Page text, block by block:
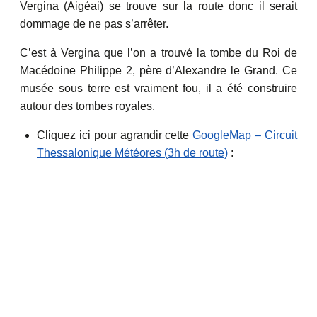
Vergina (Aigéai) se trouve sur la route donc il serait
dommage de ne pas s’arrêter.
C’est à Vergina que l’on a trouvé la tombe du Roi de
Macédoine Philippe 2, père d’Alexandre le Grand. Ce
musée sous terre est vraiment fou, il a été construire
autour des tombes royales.
Cliquez ici pour agrandir cetteGoogleMap – Circuit
Thessalonique Météores (3h de route) :